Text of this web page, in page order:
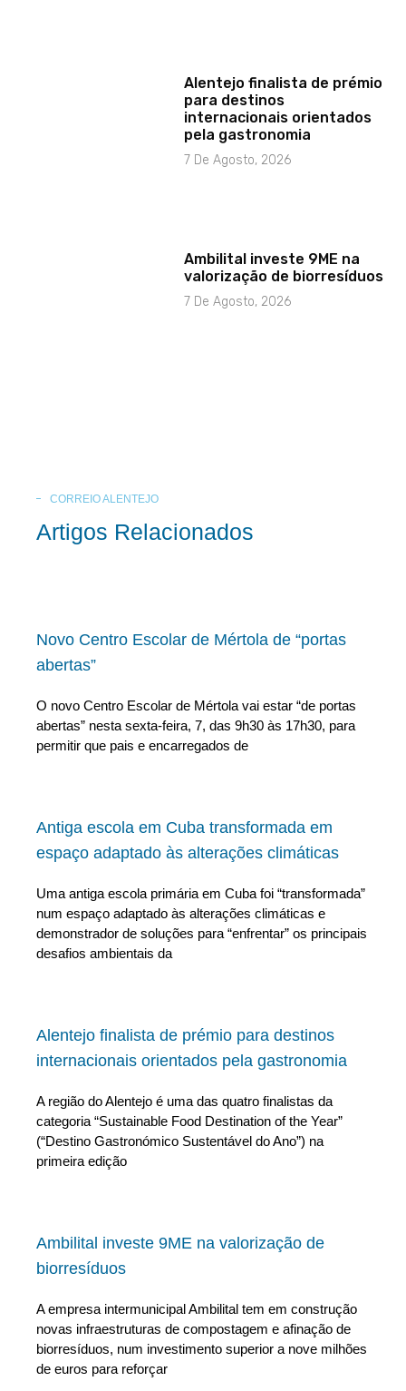
Alentejo finalista de prémio
para destinos
internacionais orientados
pela gastronomia
7 De Agosto, 2026
Ambilital investe 9ME na
valorização de biorresíduos
7 De Agosto, 2026
CORREIO ALENTEJO
Artigos Relacionados
Novo Centro Escolar de Mértola de “portas
abertas”
O novo Centro Escolar de Mértola vai estar “de portas
abertas” nesta sexta-feira, 7, das 9h30 às 17h30, para
permitir que pais e encarregados de
Antiga escola em Cuba transformada em
espaço adaptado às alterações climáticas
Uma antiga escola primária em Cuba foi “transformada”
num espaço adaptado às alterações climáticas e
demonstrador de soluções para “enfrentar” os principais
desafios ambientais da
Alentejo finalista de prémio para destinos
internacionais orientados pela gastronomia
A região do Alentejo é uma das quatro finalistas da
categoria “Sustainable Food Destination of the Year”
(“Destino Gastronómico Sustentável do Ano”) na
primeira edição
Ambilital investe 9ME na valorização de
biorresíduos
A empresa intermunicipal Ambilital tem em construção
novas infraestruturas de compostagem e afinação de
biorresíduos, num investimento superior a nove milhões
de euros para reforçar